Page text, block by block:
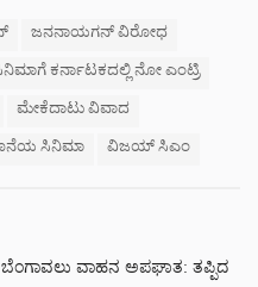
ಜನನಾಯಗನ್ ವಿರೋಧ
ಕರ್ನಾಟಕದಲ್ಲಿ ನೋ ಎಂಟ್ರಿ
ಮೇಕೆದಾಟು ವಿವಾದ
ಸಿನಿಮಾ ವಿಜಯ್ ಸಿಎಂ
ವಾಹನ ಅಪಘಾತ: ತಪ್ಪಿದ